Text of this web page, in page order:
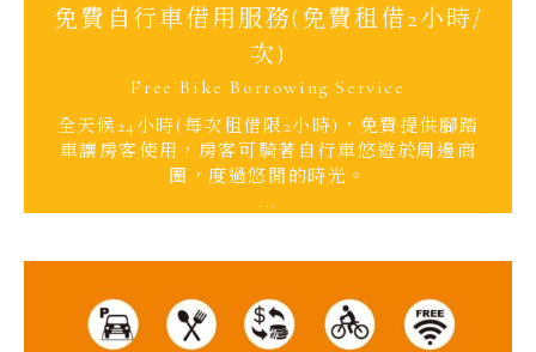
免費自行車借用服務(免費租借2小時/
次)
Free Bike Borrowing Service
全天候24小時(每次租借限2小時)，免費提供腳踏
車讓房客使用，房客可騎著自行車悠遊於周邊商
圈，度過悠閒的時光。
...